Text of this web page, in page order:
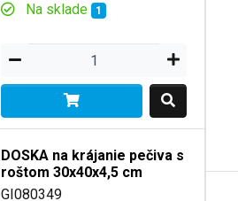
Na sklade
1
DOSKA na krájanie pečiva s
roštom 30x40x4,5 cm
GI080349